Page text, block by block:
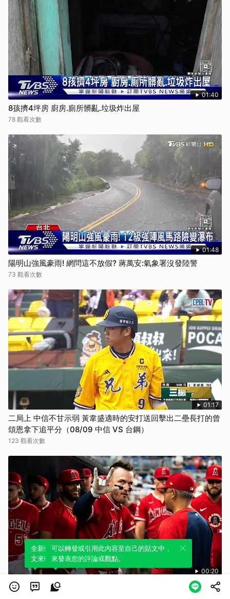
01:40
8孩擠4坪房 廚房.廁所髒亂.垃圾炸出屋
78 觀看次數
01:48
陽明山強風豪雨! 網問這不放假? 蔣萬安:氣象署沒發陸警
73 觀看次數
01:17
二局上 中信不甘示弱 黃韋盛適時的安打送回擊出二壘長打的曾
頌恩拿下追平分（08/09 中信 VS 台鋼）
123 觀看次數
00:20
壽星開Buff！Trout生日首打席炸裂本季第19轟【MLB】
全新體驗！一鍵引用此內容，透過發布貼
文來輕鬆表達個人立場。
可以轉發或引用此內容至自己的貼文中，
來發表您的評論或觀點。